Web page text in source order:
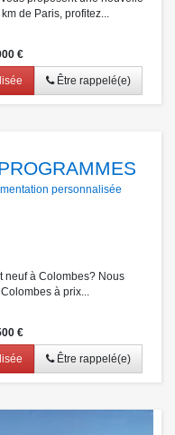
de Paris, profitez...
€
Être rappelé(e)
personnalisée
neuf à Colombes? Nous
à prix...
€
Être rappelé(e)